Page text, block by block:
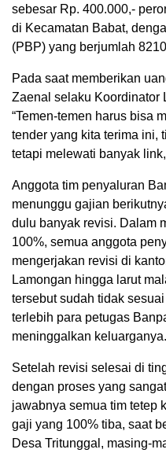
sebesar Rp. 400.000,-
di Kecamatan Babat,
(PBP) yang berjumlah
Pada saat memberikan
Zaenal selaku Koordinator
“Temen-temen harus bisa
tender yang kita terima ini,
tetapi melewati banyak
Anggota tim penyaluran
menunggu gajian
dulu banyak revisi. Dalam
100%, semua anggota
mengerjakan revisi di
Lamongan hingga larut
tersebut sudah tidak
terlebih para petugas
meninggalkan keluarganya.
Setelah revisi selesai di
dengan proses yang
jawabnya semua tim tetep
gaji yang 100% tiba, saat
Desa Tritunggal, masing-